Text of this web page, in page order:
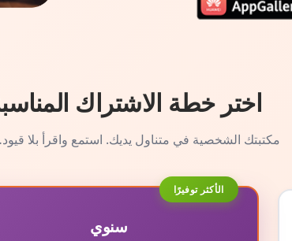
اختر خطة الاشتراك
مكتبتك الشخصية في متناول يديك. استمع واقرأ بلا
الأكثر توفيرًا
سنوي